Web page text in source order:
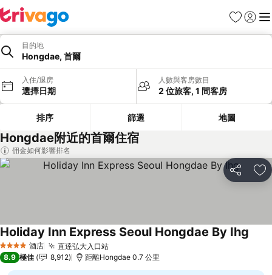
收藏夾
登入 選
目的地
Hongdae, 首爾
入住/退房
選擇日期
人數與客房數目
2 位旅客, 1 間客房
排序 篩選 地圖
Hongdae附近的首爾住宿
佣金如何影響排名
分享 放
4 星級 酒店 直達弘大入口站查看價格
Holiday Inn Express Seoul Hongdae By Ihg
8.9 極佳 8,912 距離Hongdae 0.7 公里